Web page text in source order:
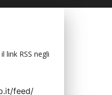
link RSS negli